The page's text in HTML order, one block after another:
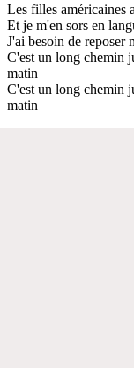
Les filles américaines
Et je m'en sors en
J'ai besoin de reposer
C'est un long chemin
matin
C'est un long chemin
matin